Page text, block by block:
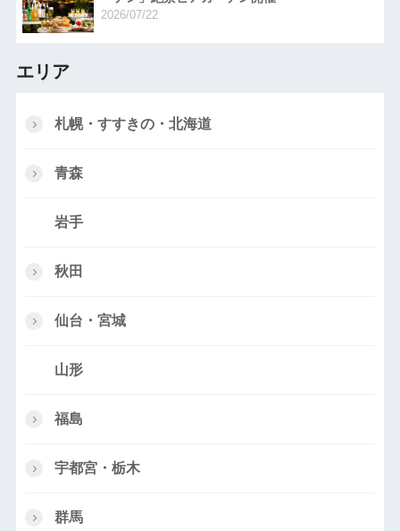
2026/07/22
エリア
札幌・すすきの・北海道
青森
岩手
秋田
仙台・宮城
山形
福島
宇都宮・栃木
群馬